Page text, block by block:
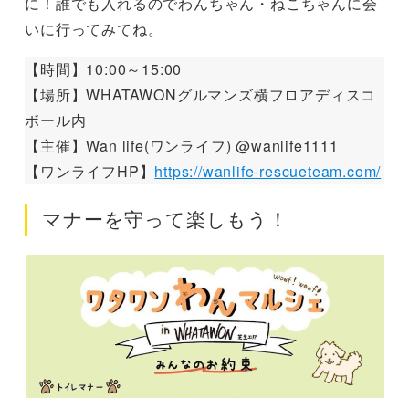
いに行ってみてね。
【時間】10:00～15:00
【場所】WHATAWONグルマンズ横フロアディスコ
ボール内
【主催】Wan life(ワンライフ) @wanlife1111
【ワンライフHP】 https://wanlife-rescueteam.com/
マナーを守って楽しもう！